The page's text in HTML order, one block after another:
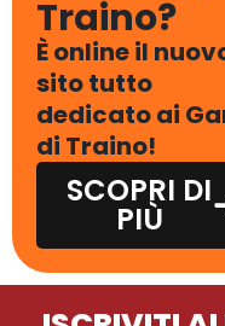
Traino?
È online il
sito tutto
dedicato ai
di Traino!
SCOPRI DI
PIÙ